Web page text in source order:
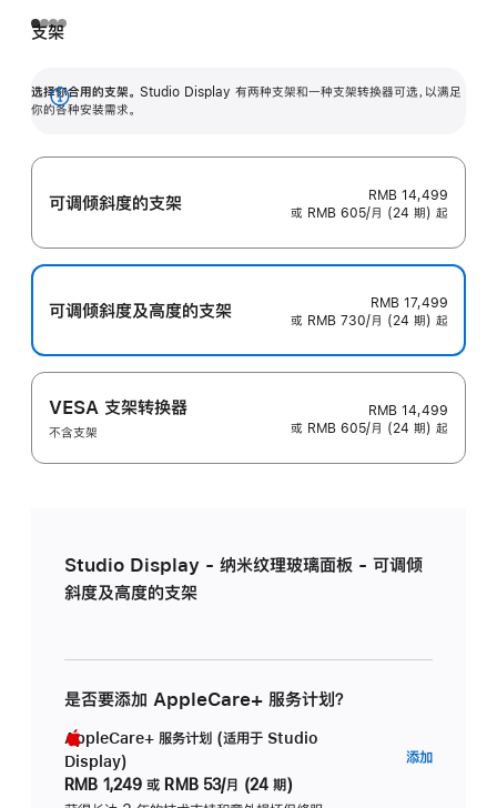
支架
选择你合用的支架。 Studio Display 有两种支架和一种支架转换器可选，以满足
你的各种安装需求。
展
可调倾斜度的支架
RMB 14,499
或 RMB 605/月 (24 期) 起
可调倾斜度及高‍度的支‍架
RMB 17,499
或 RMB 730/月 (24 期) 起
VESA 支架转换器
不含支架
RMB 14,499
或 RMB 605/月 (24 期) 起
Studio Display - 纳米纹理玻璃面板 - 可调倾
斜度及高度的支架
是否要添加 AppleCare+ 服务计划？
AppleCare+ 服务计划 (适用于 Studio
Display)
RMB 1,249 或 RMB 53/月 (24 期)
添加